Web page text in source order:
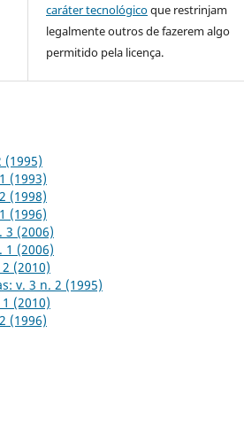
caráter tecnológicoque restrinjam
legalmente outros de fazerem algo
permitido pela licença.
(1995)
(1993)
(1998)
(1996)
3 (2006)
1 (2006)
(2010)
v. 3 n. 2 (1995)
(2010)
(1996)